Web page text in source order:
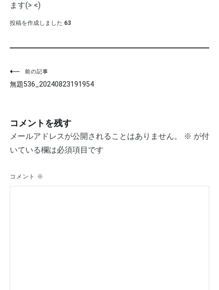
ます(> <)
投稿を作成しました 63
投
稿
ビ
ゲ
シ
前の記事
無題536_20240823191954
コメントを残す
メールアドレスが公開されることはありません。 ※ が付
いている欄は必須項目です
コメント ※